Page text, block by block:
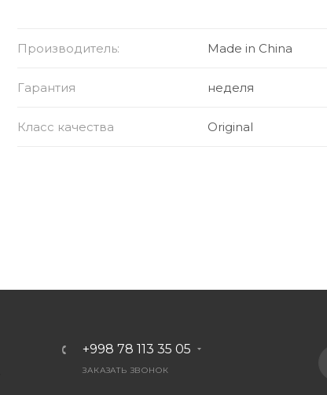
Производитель: Made in China
Гарантия неделя
Класс качества Original
+998 78 113 35 05
ЗАКАЗАТЬ ЗВОНОК